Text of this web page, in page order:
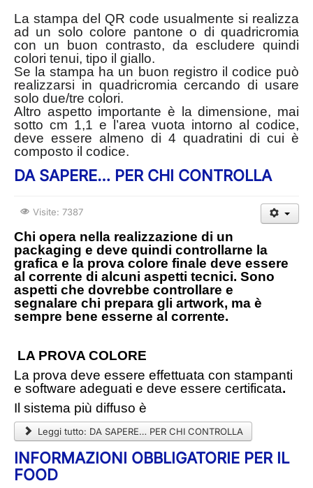
La stampa del QR code usualmente si realizza
ad un solo colore pantone o di quadricromia
con un buon contrasto, da escludere quindi
colori tenui, tipo il giallo.
Se la stampa ha un buon registro il codice può
realizzarsi in quadricromia cercando di usare
solo due/tre colori.
Altro aspetto importante è la dimensione, mai
sotto cm 1,1 e l’area vuota intorno al codice,
deve essere almeno di 4 quadratini di cui è
composto il codice.
DA SAPERE… PER CHI CONTROLLA
Visite: 7387
Chi opera nella realizzazione di un
packaging e deve quindi controllarne la
grafica e la prova colore finale deve essere
al corrente di alcuni aspetti tecnici. Sono
aspetti che dovrebbe controllare e
segnalare chi prepara gli artwork, ma è
sempre bene esserne al corrente.
LA PROVA COLORE
La prova deve essere effettuata con stampanti
e software adeguati e deve essere certificata.
Il sistema più diffuso è
Leggi tutto: DA SAPERE… PER CHI CONTROLLA
INFORMAZIONI OBBLIGATORIE PER IL
FOOD